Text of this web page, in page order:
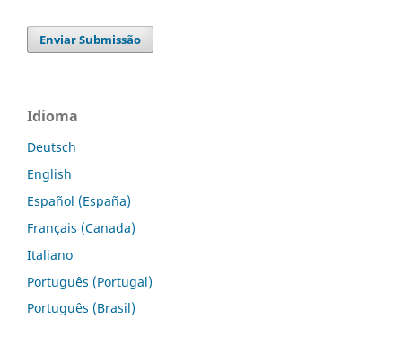
Enviar Submissão
Idioma
Deutsch
English
Español (España)
Français (Canada)
Italiano
Português (Portugal)
Português (Brasil)